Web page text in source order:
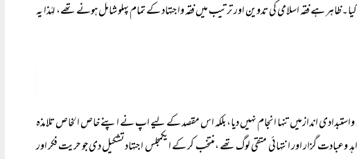
ہے فقہ اسلامی کی تدوین اور ترتیب میں فقہ واجتہاد کے تمام پہلو شامل ہونے تھے، لہٰذا یہ
واستبدادی اندازمیں تنہا انجام نہیں دیا، بلکہ اس مقصد کے لیے اپ نے اپنے خاص الخاص تلامذہ
گزار اور انتہائی متقی لوگ تھے ،منتخب کر کے ایکمجلس اجتہاد تشکیل دی جو حریت فکر اور